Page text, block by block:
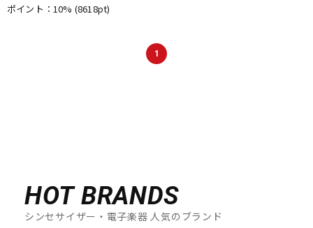
ポイント：10% (8618pt)
1
HOT BRANDS
シンセサイザー・電子楽器 人気のブランド